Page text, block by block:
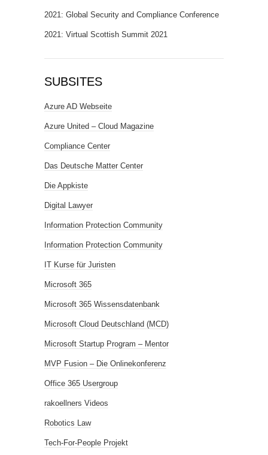
2021: Global Security and Compliance Conference
2021: Virtual Scottish Summit 2021
SUBSITES
Azure AD Webseite
Azure United – Cloud Magazine
Compliance Center
Das Deutsche Matter Center
Die Appkiste
Digital Lawyer
Information Protection Community
Information Protection Community
IT Kurse für Juristen
Microsoft 365
Microsoft 365 Wissensdatenbank
Microsoft Cloud Deutschland (MCD)
Microsoft Startup Program – Mentor
MVP Fusion – Die Onlinekonferenz
Office 365 Usergroup
rakoellners Videos
Robotics Law
Tech-For-People Projekt